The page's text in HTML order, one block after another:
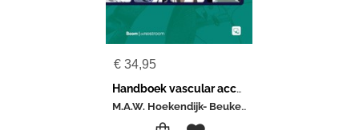
€ 34,95
Handboek vascular access
M.A.W. Hoekendijk- Beukers-A.M. Beukers-N.H.J. Elstgeest-W.B. Mostert-W.E. Westerhuis